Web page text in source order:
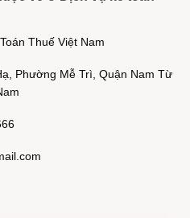
Thuế Việt Nam
Phường Mễ Trì, Quận Nam Từ